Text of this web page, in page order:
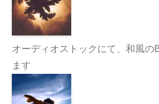
オーディオストックにて、和風の
ます